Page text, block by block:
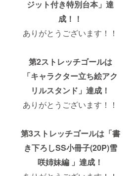
ジット付き特別台本」達
成！！
ありがとうございます！！
第2ストレッチゴールは
「キャラクター立ち絵アク
リルスタンド」達成！
ありがとうございます！！
第3ストレッチゴールは「書
き下ろしSS小冊子(20P)雪
咲姉妹編 」達成！